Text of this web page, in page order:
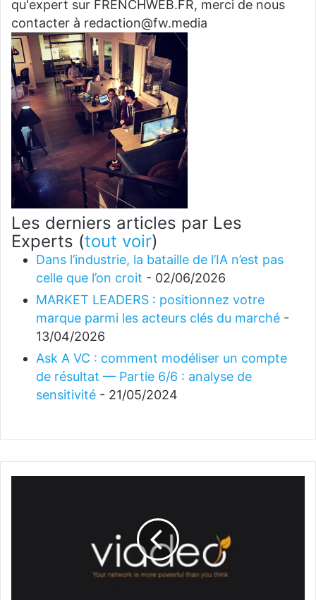
qu'expert sur FRENCHWEB.FR, merci de nous
contacter à redaction@fw.media
Les derniers articles par Les
Experts (tout voir)
Dans l’industrie, la bataille de l’IA n’est pas
celle que l’on croit - 02/06/2026
MARKET LEADERS : positionnez votre
marque parmi les acteurs clés du marché -
13/04/2026
Ask A VC : comment modéliser un compte
de résultat — Partie 6/6 : analyse de
sensitivité - 21/05/2024